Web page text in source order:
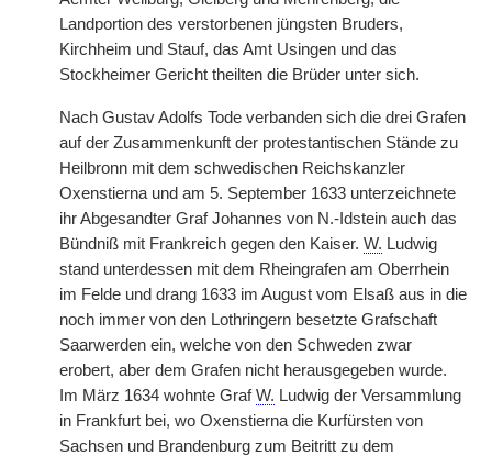
Landportion des verstorbenen jüngsten Bruders,
Kirchheim und Stauf, das Amt Usingen und das
Stockheimer Gericht theilten die Brüder unter sich.
Nach Gustav Adolfs Tode verbanden sich die drei Grafen
auf der Zusammenkunft der protestantischen Stände zu
Heilbronn mit dem schwedischen Reichskanzler
Oxenstierna und am 5. September 1633 unterzeichnete
ihr Abgesandter Graf Johannes von N.-Idstein auch das
Bündniß mit Frankreich gegen den Kaiser. W. Ludwig
stand unterdessen mit dem Rheingrafen am Oberrhein
im Felde und drang 1633 im August vom Elsaß aus in die
noch immer von den Lothringern besetzte Grafschaft
Saarwerden ein, welche von den Schweden zwar
erobert, aber dem Grafen nicht herausgegeben wurde.
Im März 1634 wohnte GrafW. Ludwig der Versammlung
in Frankfurt bei, wo Oxenstierna die Kurfürsten von
Sachsen und Brandenburg zum Beitritt zu dem